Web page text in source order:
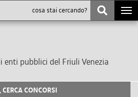
enti pubblici del Friuli Venezia
CERCA CONCORSI